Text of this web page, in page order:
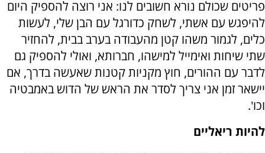
פריטים שכולם נורא חשובים לנו: אני רוצה להספיק היום
להיפגש עם אשתי, לשחק כדורגל עם הבן שלי, לעשות
כלים, לגמור משהו קטן מהעבודה בערב בבית, להחזיר
שתי שיחות ואימייל למישהו, חברותא, ואולי להספיק גם
לדבר עם ההורים, חוץ מקניות קטנות שאעשה בדרך, אם
יישאר זמן אני צריך לסדר את הראש של הדוש באמבטיה
וכו'.
להיות ריאליים